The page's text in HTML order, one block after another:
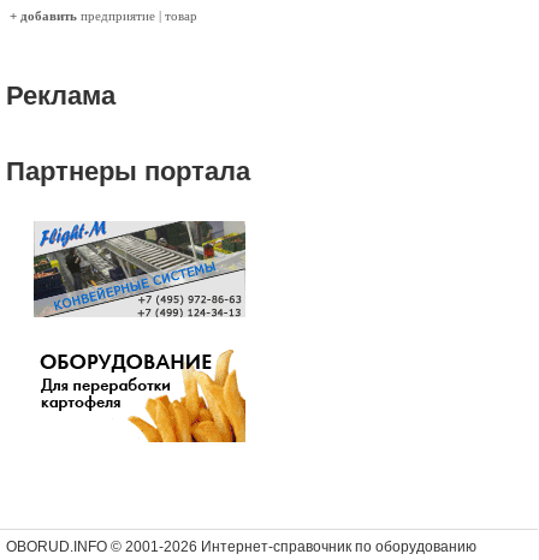
+ добавить предприятие | товар
Реклама
Партнеры портала
OBORUD.INFO © 2001-2026 Интернет-справочник по оборудованию